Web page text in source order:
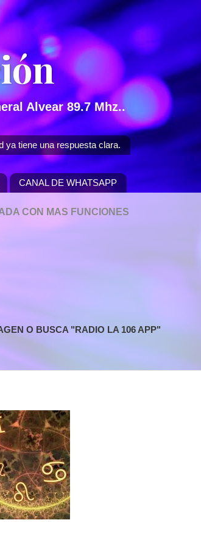
Alvear 89.7 Mhz..
ya tiene una respuesta clara.
CANAL DE WHATSAPP
CON MAS FUNCIONES
O BUSCA "RADIO LA 106 APP"